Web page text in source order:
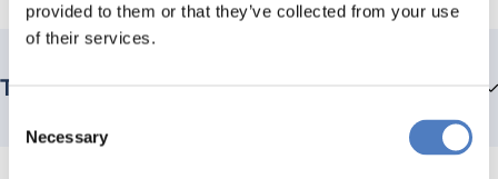
provided to them or that they’ve collected from your use
of their services.
Selection
Necessary
Team members